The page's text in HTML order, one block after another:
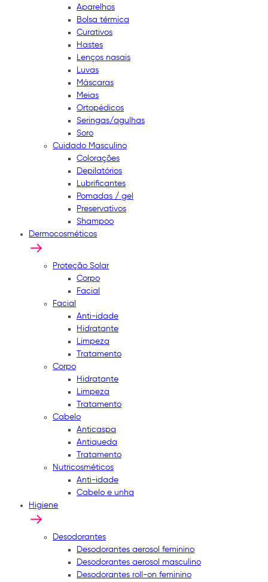
Aparelhos
Bolsa térmica
Curativos
Hastes
Lenços nasais
Luvas
Máscaras
Meias
Ortopédicos
Seringas/agulhas
Soro
Cuidado Masculino
Colorações
Depilatórios
Lubrificantes
Pomadas / gel
Preservativos
Shampoo
Dermocosméticos
Proteção Solar
Corpo
Facial
Facial
Anti-idade
Hidratante
Limpeza
Tratamento
Corpo
Hidratante
Limpeza
Tratamento
Cabelo
Anticaspa
Antiqueda
Tratamento
Nutricosméticos
Anti-idade
Cabelo e unha
Higiene
Desodorantes
Desodorantes aerosol feminino
Desodorantes aerosol masculino
Desodorantes roll-on feminino